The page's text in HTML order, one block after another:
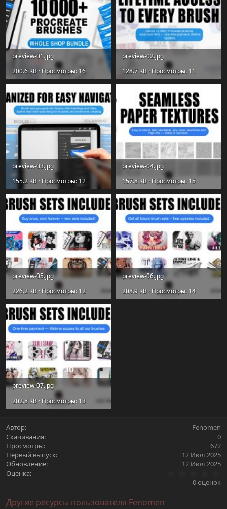
preview-01.jpg
200.6 KB · Просмотры: 16
preview-02.jpg
128.7 KB · Просмотры: 11
preview-03.jpg
155.2 KB · Просмотры: 12
preview-04.jpg
157.8 KB · Просмотры: 15
preview-05.jpg
226.2 KB · Просмотры: 12
preview-06.jpg
208.9 KB · Просмотры: 14
preview-07.jpg
202.8 KB · Просмотры: 13
Автор
Fenomen
Скачивания
0
Просмотры
672
Первый выпуск
12 Июл 2025
Обновление
12 Июл 2025
Оценка
0
0 оценок
Другие ресурсы пользователя Fenomen